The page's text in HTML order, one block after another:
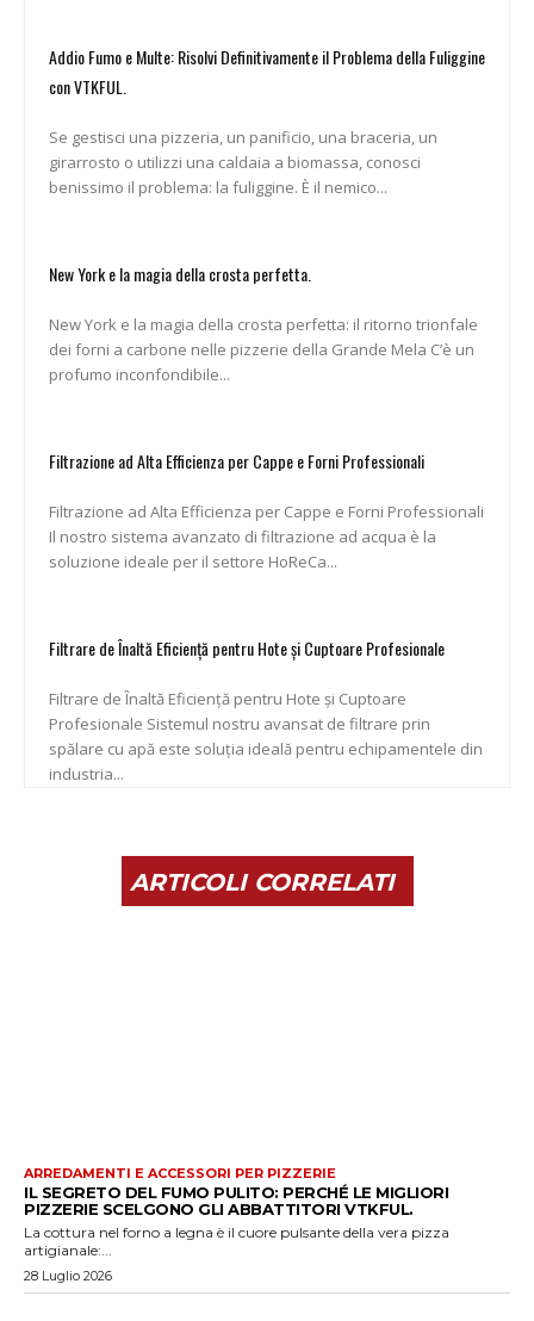
Addio Fumo e Multe: Risolvi Definitivamente il Problema della Fuliggine
con VTKFUL.
Se gestisci una pizzeria, un panificio, una braceria, un
girarrosto o utilizzi una caldaia a biomassa, conosci
benissimo il problema: la fuliggine. È il nemico...
New York e la magia della crosta perfetta.
New York e la magia della crosta perfetta: il ritorno trionfale
dei forni a carbone nelle pizzerie della Grande Mela C’è un
profumo inconfondibile...
Filtrazione ad Alta Efficienza per Cappe e Forni Professionali
Filtrazione ad Alta Efficienza per Cappe e Forni Professionali
Il nostro sistema avanzato di filtrazione ad acqua è la
soluzione ideale per il settore HoReCa...
Filtrare de Înaltă Eficiență pentru Hote și Cuptoare Profesionale
Filtrare de Înaltă Eficiență pentru Hote și Cuptoare
Profesionale Sistemul nostru avansat de filtrare prin
spălare cu apă este soluția ideală pentru echipamentele din
industria...
ARTICOLI CORRELATI
ARREDAMENTI E ACCESSORI PER PIZZERIE
IL SEGRETO DEL FUMO PULITO: PERCHÉ LE MIGLIORI
PIZZERIE SCELGONO GLI ABBATTITORI VTKFUL.
La cottura nel forno a legna è il cuore pulsante della vera pizza
artigianale:...
28 Luglio 2026